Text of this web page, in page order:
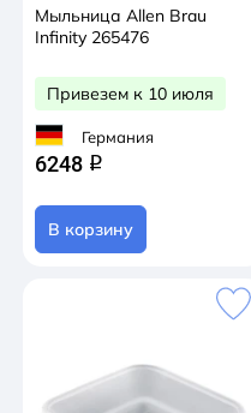
Мыльница Allen Brau
Infinity 265476
Привезем к 10 июля
Германия
6248 q
В корзину